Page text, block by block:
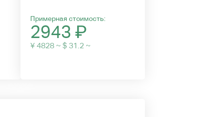
Примерная стоимость:
2943 ₽
¥ 4828 ~ $ 31.2 ~